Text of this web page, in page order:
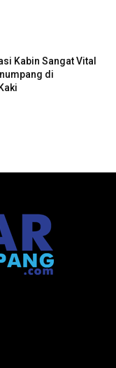
Kabin Sangat Vital
di